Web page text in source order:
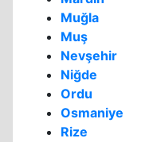
Muğla
Muş
Nevşehir
Niğde
Ordu
Osmaniye
Rize